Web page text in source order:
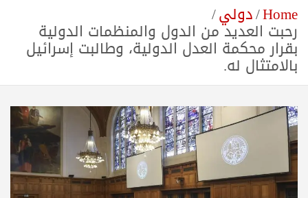
Home دولي
رحبت العديد من الدول والمنظمات الدولية
بقرار محكمة العدل الدولية، وطالبت إسرائيل
بالامتثال له.